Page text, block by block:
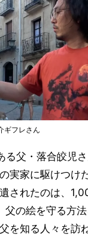
ギフレさん
る父・落合皎児
実家に駆けつけ
されたのは、
父の絵を守る方
を知る人々を訪